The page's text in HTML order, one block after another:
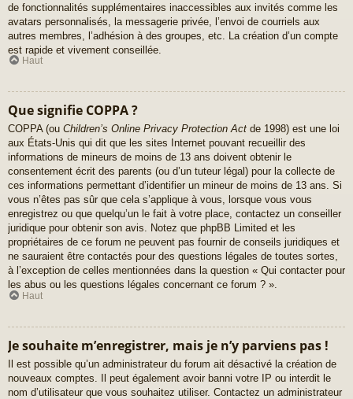
de fonctionnalités supplémentaires inaccessibles aux invités comme les
avatars personnalisés, la messagerie privée, l’envoi de courriels aux
autres membres, l’adhésion à des groupes, etc. La création d’un compte
est rapide et vivement conseillée.
Haut
Que signifie COPPA ?
COPPA (ou Children’s Online Privacy Protection Act de 1998) est une loi
aux États-Unis qui dit que les sites Internet pouvant recueillir des
informations de mineurs de moins de 13 ans doivent obtenir le
consentement écrit des parents (ou d’un tuteur légal) pour la collecte de
ces informations permettant d’identifier un mineur de moins de 13 ans. Si
vous n’êtes pas sûr que cela s’applique à vous, lorsque vous vous
enregistrez ou que quelqu’un le fait à votre place, contactez un conseiller
juridique pour obtenir son avis. Notez que phpBB Limited et les
propriétaires de ce forum ne peuvent pas fournir de conseils juridiques et
ne sauraient être contactés pour des questions légales de toutes sortes,
à l’exception de celles mentionnées dans la question « Qui contacter pour
les abus ou les questions légales concernant ce forum ? ».
Haut
Je souhaite m’enregistrer, mais je n’y parviens pas !
Il est possible qu’un administrateur du forum ait désactivé la création de
nouveaux comptes. Il peut également avoir banni votre IP ou interdit le
nom d’utilisateur que vous souhaitez utiliser. Contactez un administrateur